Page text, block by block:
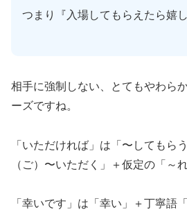
つまり『入場してもらえたら嬉し
相手に強制しない、とてもやわら
ーズですね。
「いただければ」は「〜してもら
（ご）〜いただく」＋仮定の「～れ
「幸いです」は「幸い」＋丁寧語「